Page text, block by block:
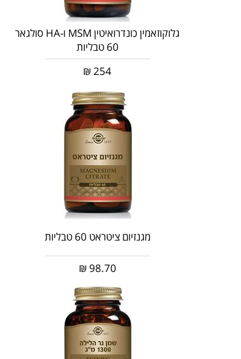
גלוקוזאמין כונדרואיטין MSM ו-HA סולגאר
60 טבליות
254
₪
מגנזיום ציטראט 60 טבליות
98.70
₪